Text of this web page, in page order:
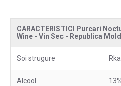
CARACTERISTICI Purcari
Wine - Vin Sec - Republica
Soi strugure
Alcool